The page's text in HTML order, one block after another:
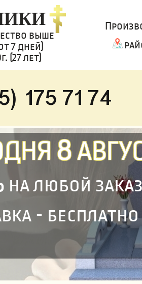
выше
7 дней)
(27 лет)
175 71 74
8
на любой
- бесплатно